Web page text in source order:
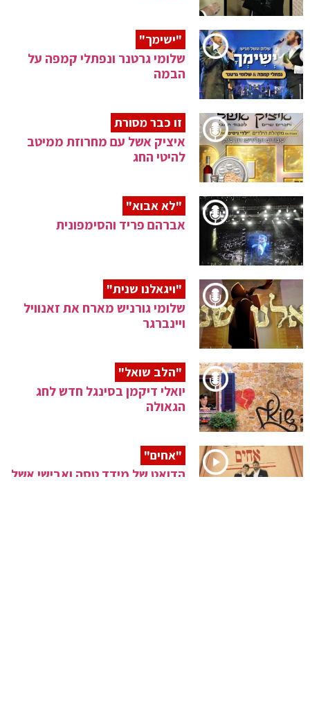
"ישימך"
שלומי גרטנר ונפתלי קמפה על
הבמה
זו כבר מסורת
איציק אשל עם מחרוזת ממיטב
להיטי החג
"לא אבוא"
אברהם פריד והסימפונית
"ויגאלנו שנית"
שלומי גורניש מארח את זאנוויל
ויינברגר
"הלב שואל"
יואלי דיקמן בסינגל חדש לחג
הגאולה
"אחים"
הדואט של מידד טסה ואבישי אשל